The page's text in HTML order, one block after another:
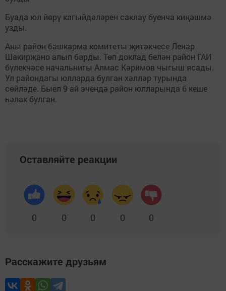
Буада юл йөрү кагыйдәләрен саклау буенча киңәшмә
узды.
Аны район башкарма комитеты җитәкчесе Ленар
Шакирҗано алып барды. Төп доклад белән район ГАИ
бүлекчәсе начальнигы Алмас Кәримов чыгыш ясады.
Ул райондагы юлларда булган хәлләр турында
сөйләде. Быел 9 ай эчендә район юлларында 6 кеше
һәлак булган.
Оставляйте реакции
0 0 0 0 0
Расскажите друзьям